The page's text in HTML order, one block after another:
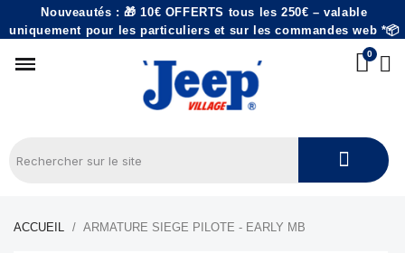
Nouveautés : 🎁 10€ OFFERTS tous les 250€ – valable
uniquement pour les particuliers et sur les commandes web *📦
ACCUEIL ARMATURE SIEGE PILOTE - EARLY MB